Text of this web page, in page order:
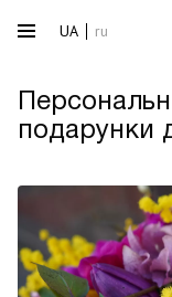
UA ru
подарунки